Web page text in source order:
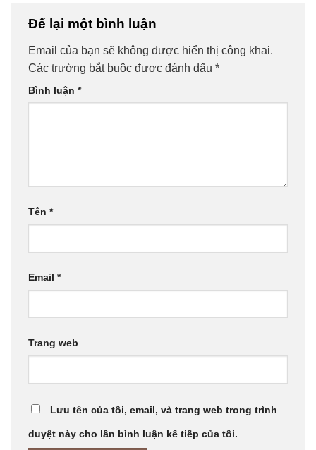
Để lại một bình luận
Email của bạn sẽ không được hiển thị công khai.
Các trường bắt buộc được đánh dấu *
Bình luận *
Tên *
Email *
Trang web
Lưu tên của tôi, email, và trang web trong trình
duyệt này cho lần bình luận kế tiếp của tôi.